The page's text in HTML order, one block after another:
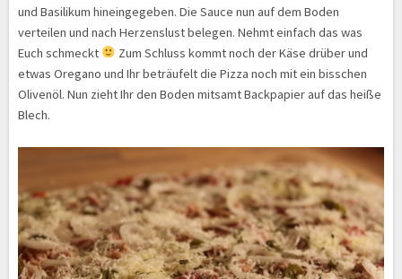
und Basilikum hineingegeben. Die Sauce nun auf dem Boden
verteilen und nach Herzenslust belegen. Nehmt einfach das was
Euch schmeckt
Zum Schluss kommt noch der Käse drüber und
etwas Oregano und Ihr beträufelt die Pizza noch mit ein bisschen
Olivenöl. Nun zieht Ihr den Boden mitsamt Backpapier auf das heiße
Blech.